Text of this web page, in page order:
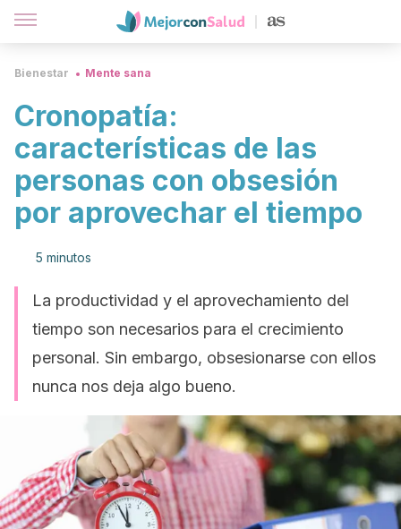
Bienestar Mente sana
Cronopatía:
características de las
personas con obsesión
por aprovechar el tiempo
5 minutos
La productividad y el aprovechamiento del
tiempo son necesarios para el crecimiento
personal. Sin embargo, obsesionarse con ellos
nunca nos deja algo bueno.